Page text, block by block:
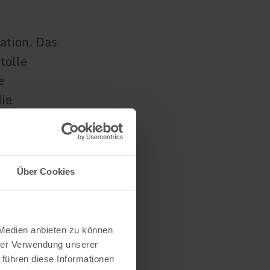
Über Cookies
anbieten zu können
Verwendung unserer
diese Informationen
Das
Shop
sich
sowie